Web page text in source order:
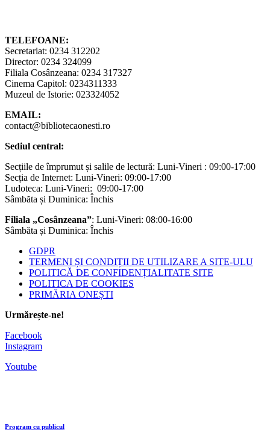
TELEFOANE:
Secretariat: 0234 312202
Director: 0234 324099
Filiala Cosânzeana: 0234 317327
Cinema Capitol: 0234311333
Muzeul de Istorie: 023324052
EMAIL:
contact@bibliotecaonesti.ro
Sediul central:
Secțiile de împrumut și salile de lectură: Luni-Vineri : 09:00-17:00
Secția de Internet: Luni-Vineri: 09:00-17:00
Ludoteca: Luni-Vineri: 09:00-17:00
Sâmbăta și Duminica: Închis
Filiala „Cosânzeana”: Luni-Vineri: 08:00-16:00
Sâmbăta și Duminica: Închis
GDPR
TERMENI ȘI CONDIȚII DE UTILIZARE A SITE-ULU
POLITICĂ DE CONFIDENȚIALITATE SITE
POLITICA DE COOKIES
PRIMĂRIA ONEȘTI
Urmărește-ne!
Facebook
Instagram
Youtube
Program cu publicul